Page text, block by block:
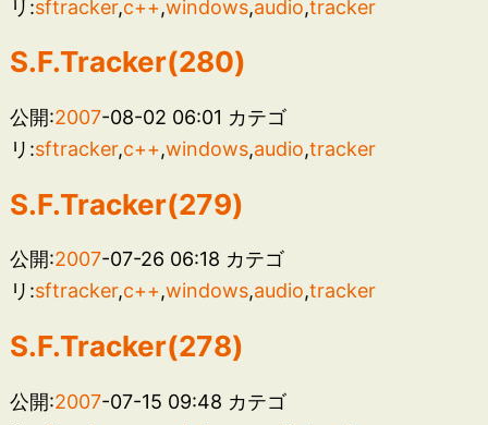
リ:sftracker,c++,windows,audio,tracker
S.F.Tracker(280)
公開:2007-08-02 06:01 カテゴ
リ:sftracker,c++,windows,audio,tracker
S.F.Tracker(279)
公開:2007-07-26 06:18 カテゴ
リ:sftracker,c++,windows,audio,tracker
S.F.Tracker(278)
公開:2007-07-15 09:48 カテゴ